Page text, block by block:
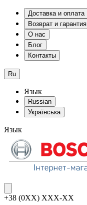
Доставка и оплата
Возврат и гарантия
О нас
Блог
Контакты
Ru
Язык
Russian
Українська
Язык
+38 (0XX) XXX-XX